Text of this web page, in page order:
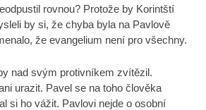
rovnou? Protože by Korintští
by si, že chyba byla na Pavlově
že evangelium není pro všechny.
nad svým protivníkem zvítězil.
urazit. Pavel se na toho člověka
si ho vážit. Pavlovi nejde o osobní